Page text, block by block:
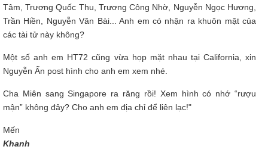
Tâm, Trương Quốc Thu, Trương Công Nhờ, Nguyễn Ngọc Hương,
Trần Hiền, Nguyễn Văn Bài... Anh em có nhận ra khuôn mặt của
các tài tử này không?
Một số anh em HT72 cũng vừa họp mặt nhau tại California, xin
Nguyễn Ấn post hình cho anh em xem nhé.
Cha Miên sang Singapore ra răng rồi! Xem hình có nhớ “rượu
mận” không đây? Cho anh em địa chỉ để liên lạc!"
Mến
Khanh